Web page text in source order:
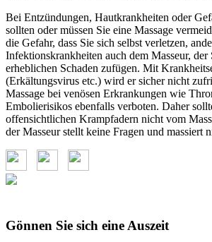
Bei Entzündungen, Hautkrankheiten oder
sollten oder müssen Sie eine Massage
die Gefahr, dass Sie sich selbst verletzen,
Infektionskrankheiten auch dem Masseur, der
erheblichen Schaden zufügen. Mit
(Erkältungsvirus etc.) wird er sicher nicht
Massage bei venösen Erkrankungen wie
Embolierisikos ebenfalls verboten. Daher
offensichtlichen Krampfadern nicht vom
der Masseur stellt keine Fragen und massiert
Gönnen Sie sich eine Auszeit